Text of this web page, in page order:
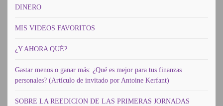
DINERO
MIS VIDEOS FAVORITOS
¿Y AHORA QUÉ?
Gastar menos o ganar más: ¿Qué es mejor para tus finanzas
personales? (Artículo de invitado por Antoine Kerfant)
SOBRE LA REEDICION DE LAS PRIMERAS JORNADAS